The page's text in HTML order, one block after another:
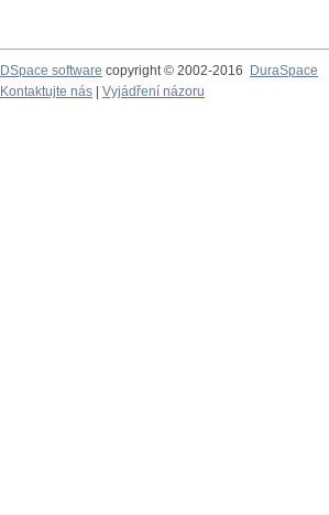
DSpace software copyright © 2002-2016
DuraSpace
Kontaktujte nás
Vyjádření názoru